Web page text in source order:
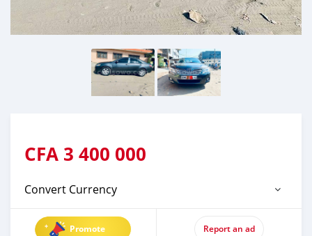
CFA 3 400 000
Convert Currency
Promote Report an ad